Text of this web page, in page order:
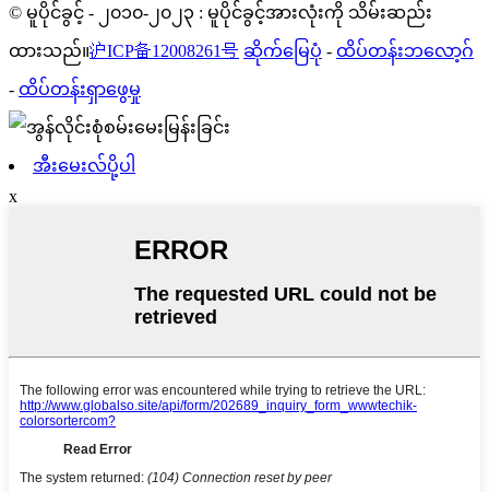
© မူပိုင်ခွင့် - ၂၀၁၀-၂၀၂၃ : မူပိုင်ခွင့်အားလုံးကို သိမ်းဆည်း
ထားသည်။沪ICP备12008261号 ဆိုက်မြေပုံ - ထိပ်တန်းဘလော့ဂ်
- ထိပ်တန်းရှာဖွေမှု
အီးမေးလ်ပို့ပါ
x